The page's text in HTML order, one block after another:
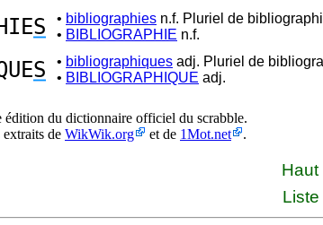
HIES • bibliographies n.f. Pluriel de
• BIBLIOGRAPHIE n.f.
S • bibliographiques adj. Pluriel de
• BIBLIOGRAPHIQUE adj.
édition du dictionnaire officiel du scrabble.
de WikWik.org et de 1Mot.net .